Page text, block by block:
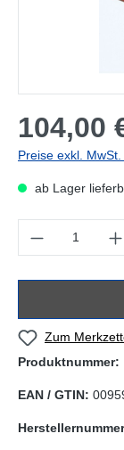
104,00
Preise exkl.
ab Lager
Zum
Produktnummer:
EAN / GTIN: